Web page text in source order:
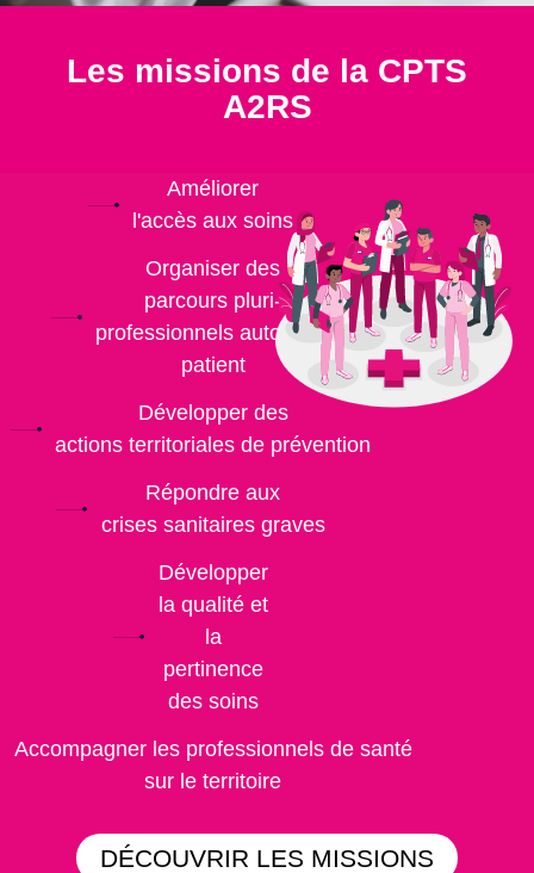
Les missions de la CPTS
A2RS
Améliorer
l'accès aux soins
Organiser des
parcours pluri-
professionnels autour du
patient
Développer des
actions territoriales de prévention
Répondre aux
crises sanitaires graves
Développer
la qualité et
la
pertinence
des soins
Accompagner les professionnels de santé
sur le territoire
DÉCOUVRIR LES MISSIONS